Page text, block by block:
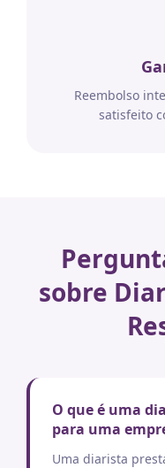
Reembolso
satisfeito
sobre
O que é uma
para uma
Uma diarista